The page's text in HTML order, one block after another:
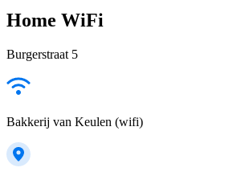
Home WiFi
Burgerstraat 5
Bakkerij van Keulen (wifi)